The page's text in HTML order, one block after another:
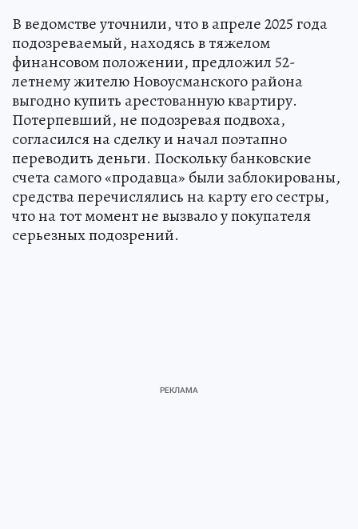
В ведомстве уточнили, что в апреле 2025 года
подозреваемый, находясь в тяжелом
финансовом положении, предложил 52-
летнему жителю Новоусманского района
выгодно купить арестованную квартиру.
Потерпевший, не подозревая подвоха,
согласился на сделку и начал поэтапно
переводить деньги. Поскольку банковские
счета самого «продавца» были заблокированы,
средства перечислялись на карту его сестры,
что на тот момент не вызвало у покупателя
серьезных подозрений.